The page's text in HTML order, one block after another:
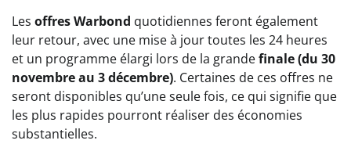
Les offres Warbond quotidiennes feront également
leur retour, avec une mise à jour toutes les 24 heures
et un programme élargi lors de la grandefinale (du 30
novembre au 3 décembre). Certaines de ces offres ne
seront disponibles qu’une seule fois, ce qui signifie que
les plus rapides pourront réaliser des économies
substantielles.